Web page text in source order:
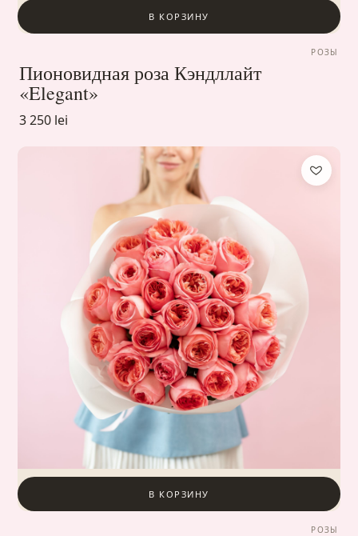
В КОРЗИНУ
РОЗЫ
Пионовидная роза Кэндллайт
«Elegant»
3 250 lei
В КОРЗИНУ
РОЗЫ